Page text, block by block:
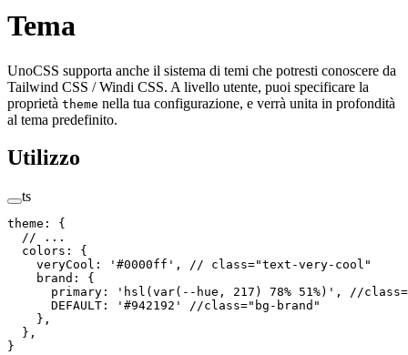
Tema
UnoCSS supporta anche il sistema di temi che potresti conoscere da
Tailwind CSS / Windi CSS. A livello utente, puoi specificare la
proprietà theme nella tua configurazione, e verrà unita in profondità
al tema predefinito.
Utilizzo
ts
theme :
{
  // ...
  colors
:
{
    veryCool
: ' #0000ff ' ,
// class="text-very-cool"
    brand
:
{
      primary
: ' hsl(var(--hue, 217) 78% 51%) ' ,
//
      DEFAULT
: ' #942192 '
//class="bg-brand"
    },
  },
}